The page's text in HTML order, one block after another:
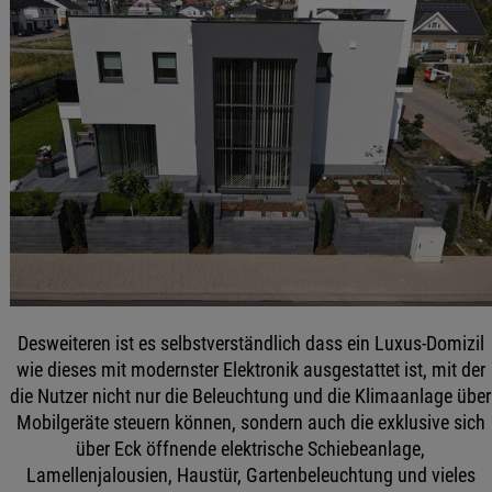
Desweiteren ist es selbstverständlich dass ein Luxus-Domizil
wie dieses mit modernster Elektronik ausgestattet ist, mit der
die Nutzer nicht nur die Beleuchtung und die Klimaanlage über
Mobilgeräte steuern können, sondern auch die exklusive sich
über Eck öffnende elektrische Schiebeanlage,
Lamellenjalousien, Haustür, Gartenbeleuchtung und vieles